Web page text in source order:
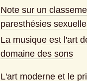
Note sur un
paresthésies
La musique est l'art
domaine des sons
L'art moderne et le